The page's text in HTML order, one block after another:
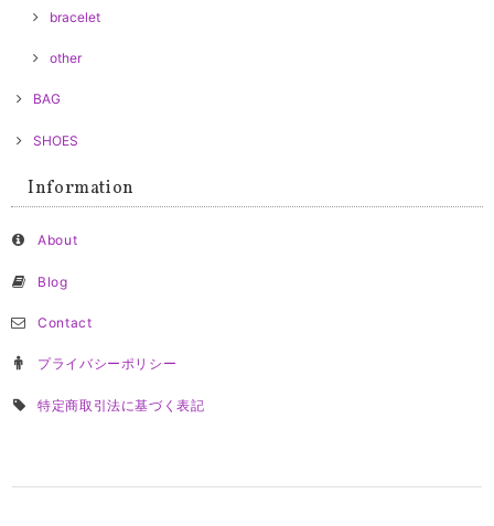
bracelet
other
BAG
SHOES
Information
About
Blog
Contact
プライバシーポリシー
特定商取引法に基づく表記